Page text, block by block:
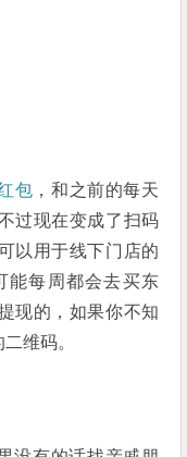
包 ，和之前的每天
过现在变成了扫码
以用于线下门店的
能每周都会去买东
现的， 如果你不知
维码。